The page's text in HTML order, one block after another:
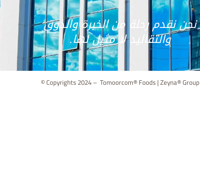
نحن نقدم رحلة من الخبرة والذوق
والتقاليد لا مثيل لها.
© Copyrights 2024 – Tomoorcom® Foods | Zeyna® Group